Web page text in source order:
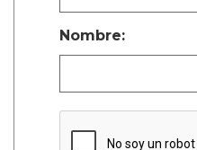
Nombre: